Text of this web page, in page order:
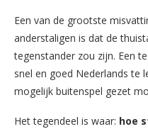
Een van de grootste
anderstaligen is dat de
tegenstander zou zijn. Een
snel en goed Nederlands te
mogelijk buitenspel gezet
Het tegendeel is waar: hoe